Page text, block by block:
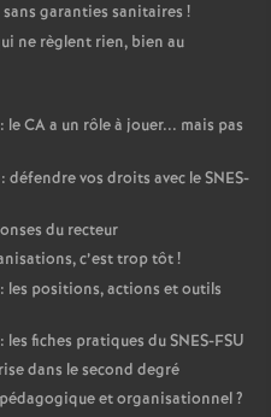
garanties sanitaires !
ne règlent rien, bien au
CA a un rôle à jouer... mais pas
vos droits avec le SNES-
du recteur
c’est trop tôt!
les positions, actions et outils
fiches pratiques du SNES-FSU
dans le second degré
et organisationnel?